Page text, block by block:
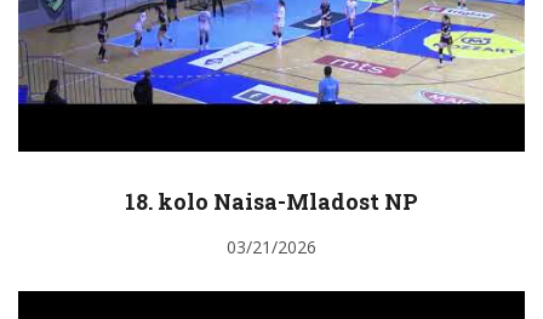
18. kolo Naisa-Mladost NP
03/21/2026